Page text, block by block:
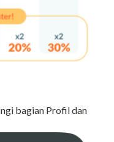
bagian Profil dan